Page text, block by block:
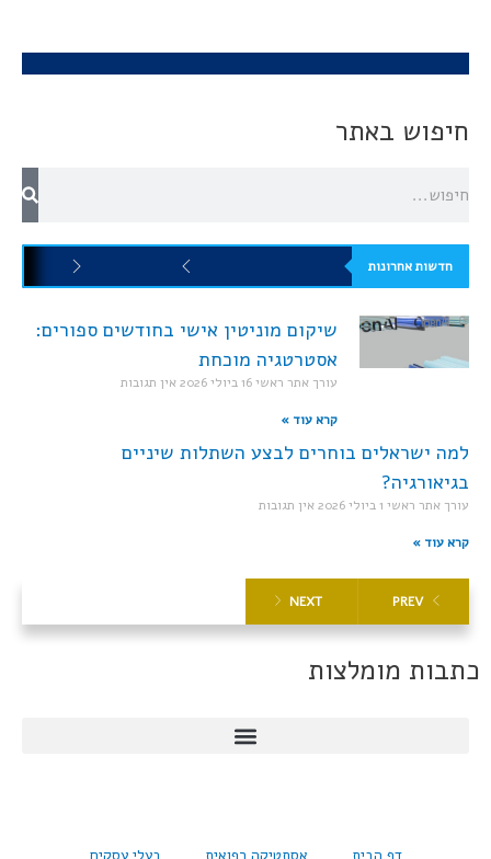
חיפוש באתר
חדשות אחרונות
שיקום מוניטין אישי בחודשים ספורים:
אסטרטגיה מוכחת
עורך אתר ראשי16 ביולי 2026 אין תגובות
קרא עוד »
למה ישראלים בוחרים לבצע השתלות שיניים
בגיאורגיה?
עורך אתר ראשי 1 ביולי 2026 אין תגובות
קרא עוד »
PREV
NEXT
כתבות מומלצות